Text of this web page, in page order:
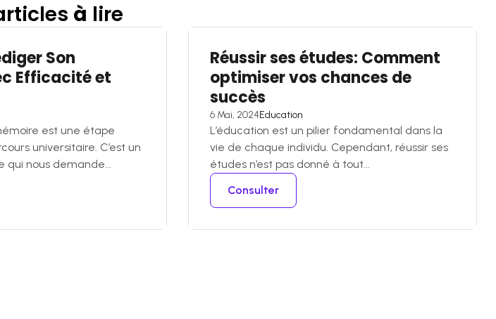
à lire
Son
Efficacité et
est une étape
universitaire. C’est un
qui nous demande...
Réussir ses études: Comment
optimiser vos chances de
succès
6 Mai, 2024Education
L’éducation est un pilier fondamental dans la
vie de chaque individu. Cependant, réussir ses
études n’est pas donné à tout...
Consulter